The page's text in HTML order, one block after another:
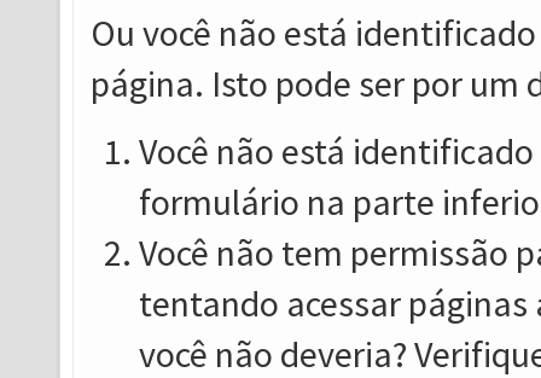
Ou você não está
página. Isto pode ser por um
Você não está
formulário na parte
Você não tem permissão
tentando acessar
você não deveria?